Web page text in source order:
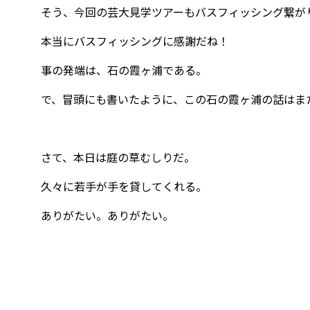
そう、今回の芸大見学ツアーもバスフィッシング繋
本当にバスフィッシングに感謝だね！
事の発端は、石の霞ヶ浦である。
で、冒頭にも書いたように、この石の霞ヶ浦の話はま
さて、本日は庭の草むしりだ。
久々に若手が手を貸してくれる。
ありがたい。ありがたい。